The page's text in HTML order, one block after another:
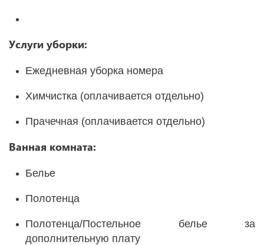
Услуги уборки:
Ежедневная уборка номера
Химчистка (оплачивается отдельно)
Прачечная (оплачивается отдельно)
Ванная комната:
Белье
Полотенца
Полотенца/Постельное белье за
дополнительную плату